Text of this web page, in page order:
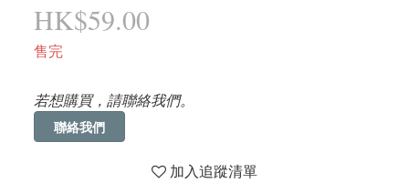
HK$59.00
售完
若想購買，請聯絡我們。
聯絡我們
加入追蹤清單